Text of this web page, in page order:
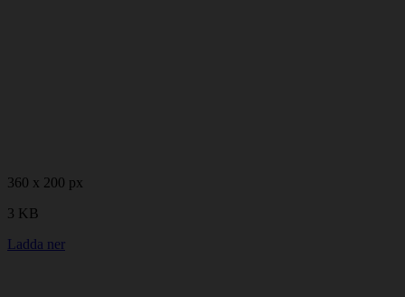
360 x 200 px
3 KB
Ladda ner